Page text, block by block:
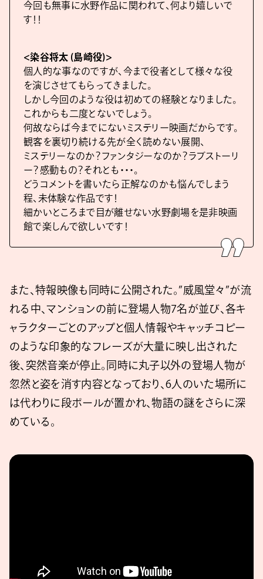
今回も無事に水野作品に関われて、何より嬉しいで
す！！
<染谷将太 (島崎役)>
個人的な事なのですが、今まで役者として様々な役
を演じさせてもらってきました。
しかし今回のような役は初めての経験となりました。
これからも二度とないでしょう。
何故ならば今までにないミステリー映画だからです。
観客を裏切り続ける先が全く読めない展開、
ミステリーなのか？ファンタジーなのか？ラブストーリ
ー？感動もの？それとも・・・。
どうコメントを書いたら正解なのかも悩んでしまう
程、未体験な作品です！
細かいところまで目が離せない水野劇場を是非映画
館で楽しんで欲しいです！
また、特報映像も同時に公開された。”威風堂々”が流
れる中、マンションの前に登場人物7名が並び、各キ
ャラクターごとのアップと個人情報やキャッチコピー
のような印象的なフレーズが大量に映し出された
後、突然音楽が停止。同時に丸子以外の登場人物が
忽然と姿を消す内容となっており、6人のいた場所に
は代わりに段ボールが置かれ、物語の謎をさらに深
めている。